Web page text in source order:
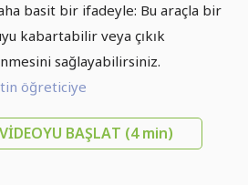
basit bir ifadeyle: Bu araçla bir
kabartabilir veya çıkık
sağlayabilirsiniz.
öğreticiye
VIDEOYU BAŞLAT (4 min)